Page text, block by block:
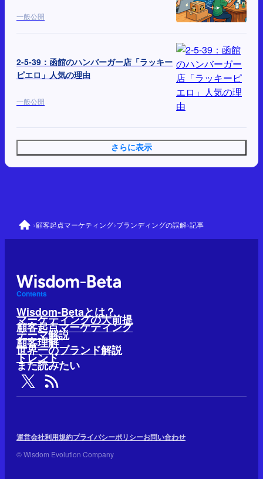
一般公開
2-5-39：函館のハンバーガー店「ラッキー
ピエロ」人気の理由
一般公開
さらに表示
›顧客起点マーケティング›ブランディングの誤解›記事
Contents
Wisdom-Betaとは？
マーケティングの大前提
顧客起点マーケティング
テーマ解説
顧客理解
世界一のブランド解説
トレンド
また読みたい
運営会社利用規約プライバシーポリシーお問い合わせ
© Wisdom Evolution Company